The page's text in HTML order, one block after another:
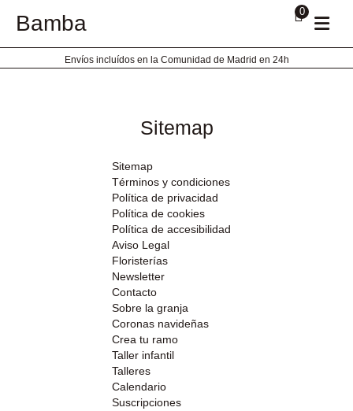
Bamba 0
Envíos incluídos en la Comunidad de Madrid en 24h
Sitemap
Sitemap
Términos y condiciones
Política de privacidad
Política de cookies
Política de accesibilidad
Aviso Legal
Floristerías
Newsletter
Contacto
Sobre la granja
Coronas navideñas
Crea tu ramo
Taller infantil
Talleres
Calendario
Suscripciones